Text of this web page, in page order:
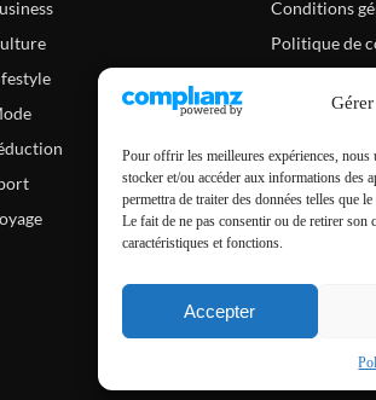
Pour offrir les meilleures expériences,
stocker et/ou accéder aux informations des
permettra de traiter des données telles que
Le fait de ne pas consentir ou de retirer son
caractéristiques et fonctions.
Accepter
Conditions
Politique de